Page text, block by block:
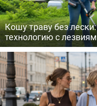
Кошу траву без
технологию с